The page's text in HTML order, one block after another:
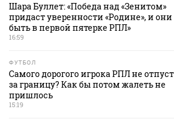
Шара Буллет: «Победа над «Зенитом»
придаст уверенности «Родине», и
быть в первой пятерке РПЛ»
16:59
ФУТБОЛ
Самого дорогого игрока РПЛ не
за границу? Как бы потом жалеть не
пришлось
15:19